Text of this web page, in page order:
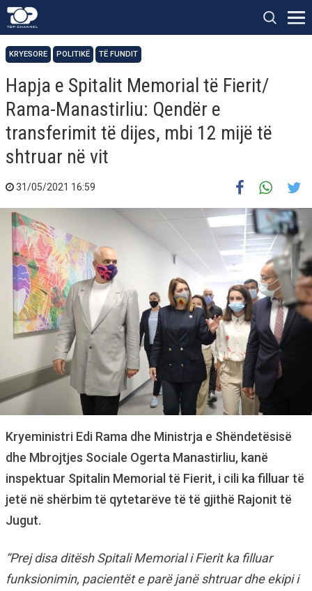
KRYESORE POLITIKË TË FUNDIT
Hapja e Spitalit Memorial të Fierit/
Rama-Manastirliu: Qendër e
transferimit të dijes, mbi 12 mijë të
shtruar në vit
31/05/2021 16:59
Kryeministri Edi Rama dhe Ministrja e Shëndetësisë
dhe Mbrojtjes Sociale Ogerta Manastirliu, kanë
inspektuar Spitalin Memorial të Fierit, i cili ka filluar të
jetë në shërbim të qytetarëve të të gjithë Rajonit të
Jugut.
“Prej disa ditësh Spitali Memorial i Fierit ka filluar
funksionimin, pacientët e parë janë shtruar dhe ekipi i